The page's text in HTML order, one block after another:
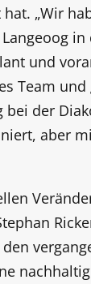
„Wir
in
und
Team
der
aber